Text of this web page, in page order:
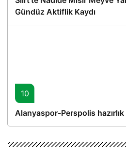
Gündüz Aktiflik Kaydı
10
Alanyaspor-Perspolis hazırlık